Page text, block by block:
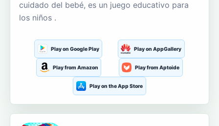
cuidado del bebé, es un juego educativo para
los niños .
Play on Google Play Play on AppGallery
Play from Amazon Play from Aptoide
Play on the App Store